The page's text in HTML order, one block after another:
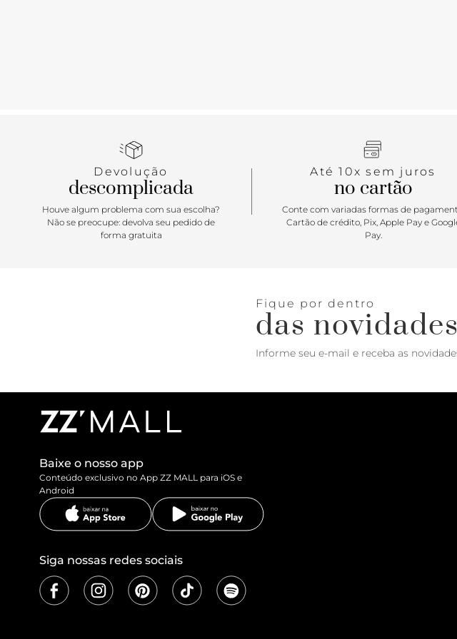
Devolução
descomplicada
Houve algum problema com sua escolha?
Não se preocupe: devolva seu pedido de
forma gratuita
Até 10x sem juros
no cartão
Conte com variadas formas de
Cartão de crédito, Pix, Apple Pay e
Pay.
Fique por dentro
das novidades
Informe seu e-mail e receba as
Baixe o nosso app
Conteúdo exclusivo no App ZZ MALL para iOS e
Android
Siga nossas redes sociais